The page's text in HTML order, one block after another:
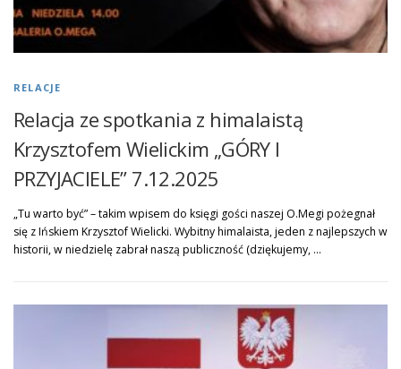
RELACJE
Relacja ze spotkania z himalaistą
Krzysztofem Wielickim „GÓRY I
PRZYJACIELE” 7.12.2025
„Tu warto być” – takim wpisem do księgi gości naszej O.Megi pożegnał
się z Ińskiem Krzysztof Wielicki. Wybitny himalaista, jeden z najlepszych w
historii, w niedzielę zabrał naszą publiczność (dziękujemy, …